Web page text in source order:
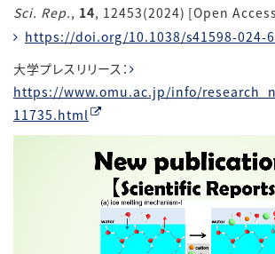
Sci. Rep., 14, 12453(2024) [Open
https://doi.org/10.1038/s41598-024-
大学プレスリリース：
https://www.omu.ac.jp/info/
11735.html